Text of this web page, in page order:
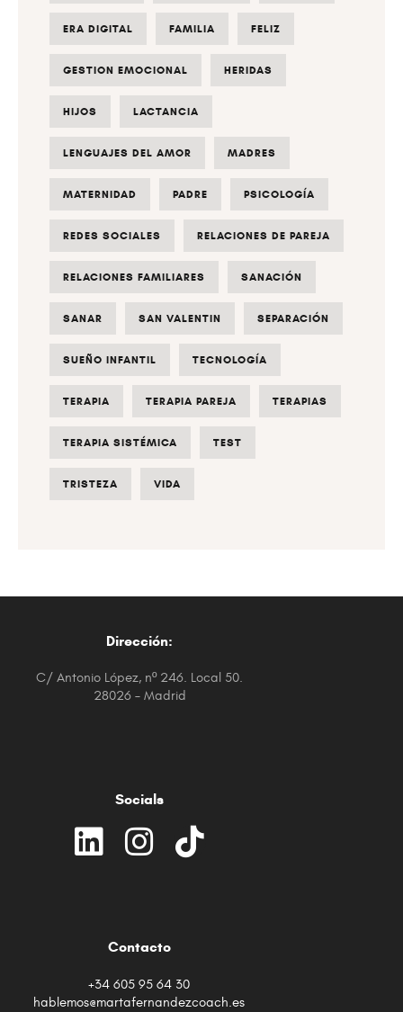
ERA DIGITAL FAMILIA FELIZ
GESTION EMOCIONAL HERIDAS
HIJOS LACTANCIA
LENGUAJES DEL AMOR MADRES
MATERNIDAD PADRE PSICOLOGÍA
REDES SOCIALES RELACIONES DE PAREJA
RELACIONES FAMILIARES SANACIÓN
SANAR SAN VALENTIN SEPARACIÓN
SUEÑO INFANTIL TECNOLOGÍA
TERAPIA TERAPIA PAREJA TERAPIAS
TERAPIA SISTÉMICA TEST
TRISTEZA VIDA
Dirección:
C/ Antonio López, nº 246. Local 50.
28026 – Madrid
Socials
Contacto
+34 605 95 64 30
hablemos@martafernandezcoach.es